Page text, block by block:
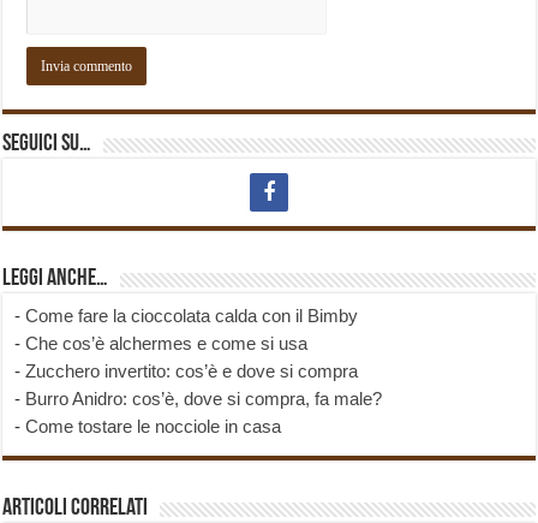
Seguici su…
Leggi anche…
-Come fare la cioccolata calda con il Bimby
-Che cos’è alchermes e come si usa
-Zucchero invertito: cos’è e dove si compra
- Burro Anidro: cos’è, dove si compra, fa male?
-Come tostare le nocciole in casa
Articoli correlati